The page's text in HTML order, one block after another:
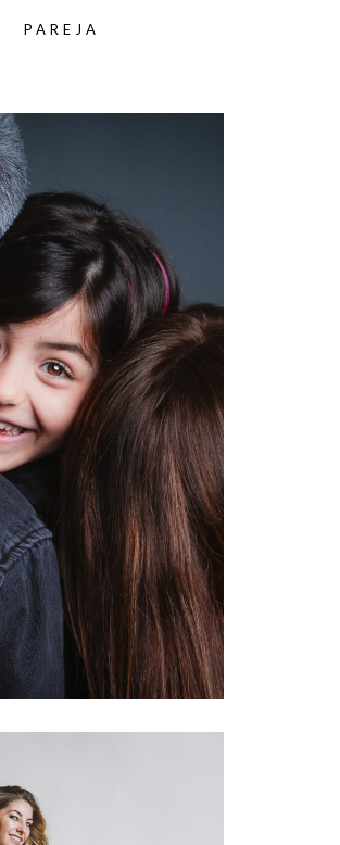
PAREJA